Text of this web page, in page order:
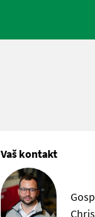
Vaš kontakt